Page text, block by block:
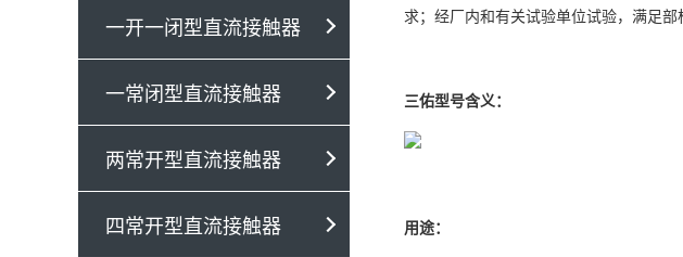
一开一闭型直流接触器
一常闭型直流接触器
两常开型直流接触器
四常开型直流接触器
求；经厂内和有关试验单位试验，满足
三佑型号含义：
用途：